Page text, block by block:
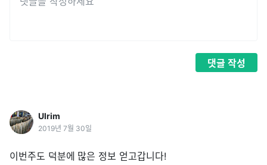
댓글 작성
Ulrim
2019년 7월 30일
이번주도 덕분에 많은 정보 얻고갑니다!